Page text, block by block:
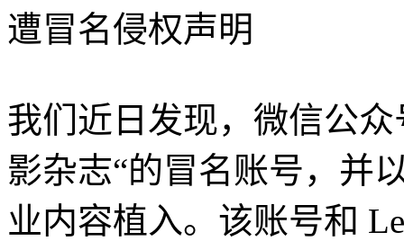
遭冒名侵权声明
我们近日发现，微信公
影杂志“的冒名账号，并
业内容植入。该账号和